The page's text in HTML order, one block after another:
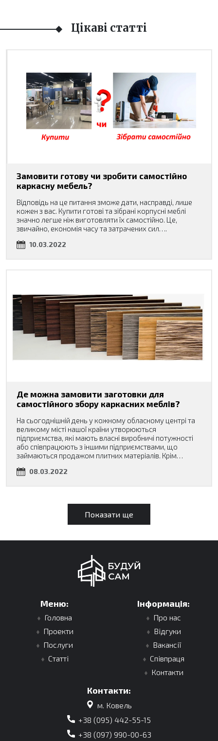
Цікаві статті
Замовити готову чи зробити самостійно
каркасну мебель?
Відповідь на це питання зможе дати, насправді, лише
кожен з вас. Купити готові та зібрані корпусні меблі
значно легше ніж виготовляти їх самостійно. Це,
звичайно, економія часу та затрачених сил….
10.03.2022
Де можна замовити заготовки для
самостійного збору каркасних меблів?
На сьогоднішній день у кожному обласному центрі та
великому місті нашої країни утворюються
підприємства, які мають власні виробничі потужності
або співпрацюють з іншими підприємствами, що
займаються продажом плитних матеріалів. Крім…
08.03.2022
Показати ще
Меню:
Головна
Проекти
Послуги
Статті
Інформація:
Про нас
Відгуки
Вакансії
Співпраця
Контакти
Контакти:
м. Ковель
+38 (095) 442-55-15
+38 (097) 990-00-63